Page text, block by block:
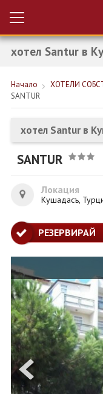
Вход за агенти
РАННИ
НОВА ГОДИНА
НОВА ГОДИНА
ПОЧИВКИ
КРУИЗИ
ЕКСКУРЗИИ
ОЩЕ
ЗА НАС
ФИРМЕНИ
0700 144 34
ПОСЛЕДВАЙТЕ НИ
хотел Santur в
Начало ХОТЕЛИ
SANTUR
хотел Santur в
SANTUR
Локация
Кушадасъ,
РЕЗЕРВИРАЙ